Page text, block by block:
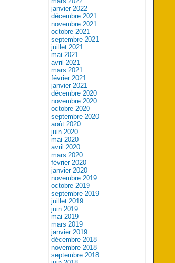
janvier 2022
décembre 2021
novembre 2021
octobre 2021
septembre 2021
juillet 2021
mai 2021
avril 2021
mars 2021
février 2021
janvier 2021
décembre 2020
novembre 2020
octobre 2020
septembre 2020
août 2020
juin 2020
mai 2020
avril 2020
mars 2020
février 2020
janvier 2020
novembre 2019
octobre 2019
septembre 2019
juillet 2019
juin 2019
mai 2019
mars 2019
janvier 2019
décembre 2018
novembre 2018
septembre 2018